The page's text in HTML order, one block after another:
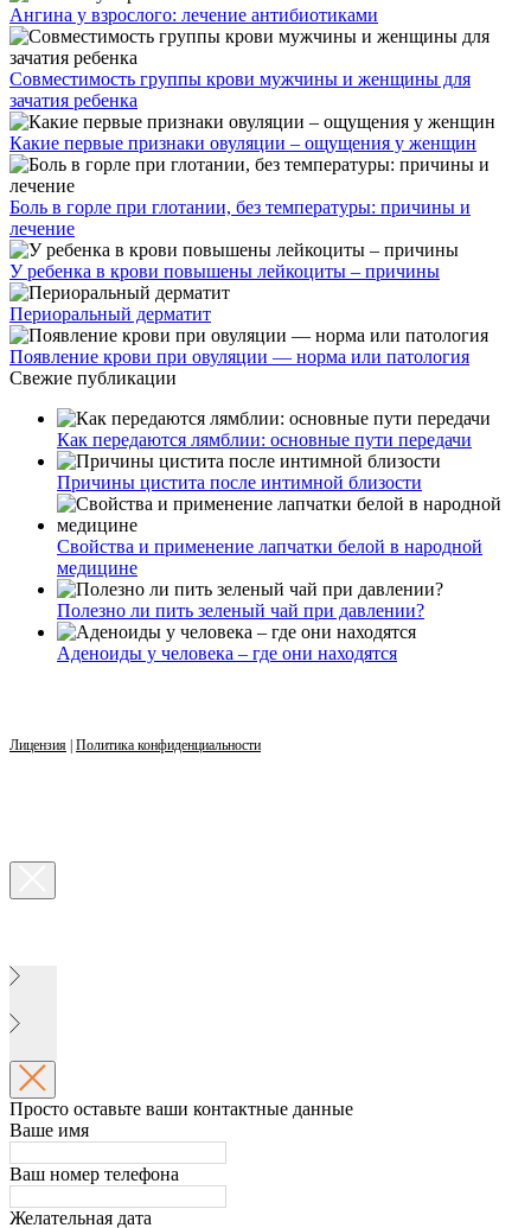
Ангина у взрослого: лечение антибиотиками
Совместимость группы крови мужчины и женщины для
зачатия ребенка
Какие первые признаки овуляции – ощущения у женщин
Боль в горле при глотании, без температуры: причины и
лечение
У ребенка в крови повышены лейкоциты – причины
Периоральный дерматит
Появление крови при овуляции — норма или патология
Свежие публикации
Как передаются лямблии: основные пути передачи
Причины цистита после интимной близости
Свойства и применение лапчатки белой в народной
медицине
Полезно ли пить зеленый чай при давлении?
Аденоиды у человека – где они находятся
Лицензия Политика конфиденциальности
Просто оставьте ваши контактные данные
Ваше имя
Ваш номер телефона
Желательная дата